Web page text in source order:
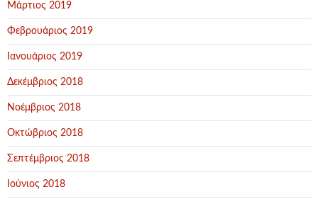
Μάρτιος 2019
Φεβρουάριος 2019
Ιανουάριος 2019
Δεκέμβριος 2018
Νοέμβριος 2018
Οκτώβριος 2018
Σεπτέμβριος 2018
Ιούνιος 2018